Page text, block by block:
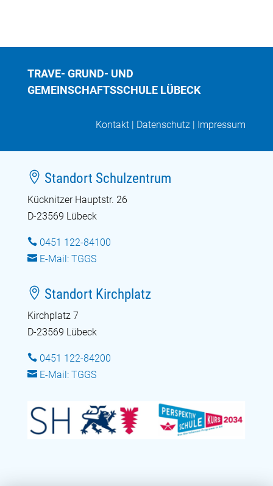
TRAVE- GRUND- UND
GEMEINSCHAFTSSCHULE LÜBECK
Kontakt | Datenschutz | Impressum
 Standort Schulzentrum
Kücknitzer Hauptstr. 26
D-23569 Lübeck
 0451 122-84100
 E-Mail: TGGS
 Standort Kirchplatz
Kirchplatz 7
D-23569 Lübeck
 0451 122-84200
 E-Mail: TGGS